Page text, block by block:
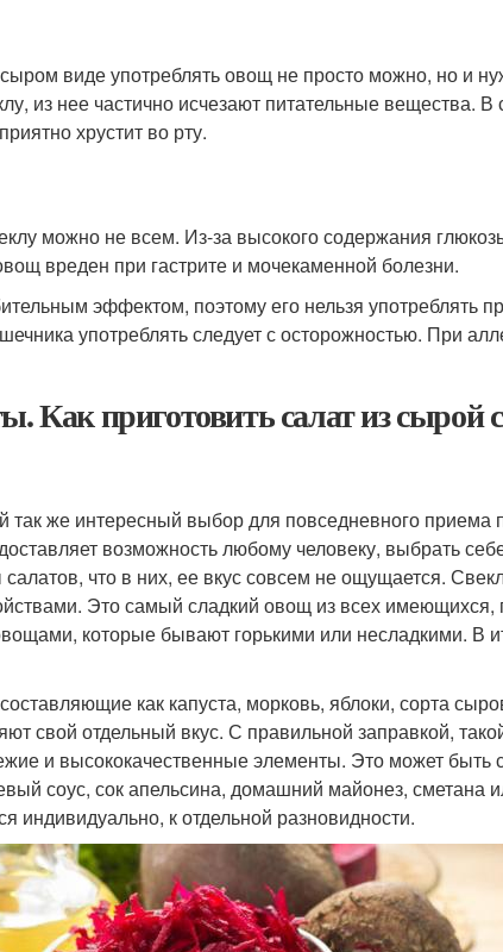
виде употреблять овощ не просто можно, но и
из нее частично исчезают питательные вещества.
хрустит во рту.
можно не всем. Из-за высокого содержания
вреден при гастрите и мочекаменной болезни.
эффектом, поэтому его нельзя употреблять
употреблять следует с осторожностью. При
Как приготовить салат из
так же интересный выбор для повседневного приема
возможность любому человеку, выбрать
что в них, ее вкус совсем не ощущается.
Это самый сладкий овощ из всех имеющихся,
которые бывают горькими или несладкими. В
как капуста, морковь, яблоки, сорта
свой отдельный вкус. С правильной заправкой,
и высококачественные элементы. Это может быть
соус, сок апельсина, домашний майонез, сметана
индивидуально, к отдельной разновидности.